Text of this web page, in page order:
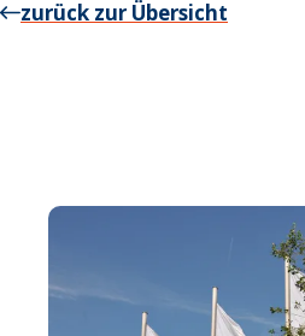
zurück zur Übersicht